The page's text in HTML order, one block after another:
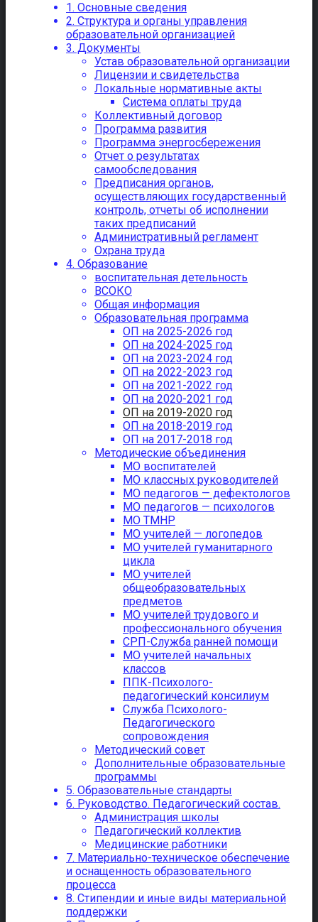
1. Основные сведения
2. Структура и органы управления
образовательной организацией
3. Документы
Устав образовательной организации
Лицензии и свидетельства
Локальные нормативные акты
Система оплаты труда
Коллективный договор
Программа развития
Программа энергосбережения
Отчет о результатах
самообследования
Предписания органов,
осуществляющих государственный
контроль, отчеты об исполнении
таких предписаний
Административный регламент
Охрана труда
4. Образование
воспитательная детельность
ВСОКО
Общая информация
Образовательная программа
ОП на 2025-2026 год
ОП на 2024-2025 год
ОП на 2023-2024 год
ОП на 2022-2023 год
ОП на 2021-2022 год
ОП на 2020-2021 год
ОП на 2019-2020 год
ОП на 2018-2019 год
ОП на 2017-2018 год
Методические объединения
МО воспитателей
МО классных руководителей
МО педагогов — дефектологов
МО педагогов — психологов
МО ТМНР
МО учителей — логопедов
МО учителей гуманитарного
цикла
МО учителей
общеобразовательных
предметов
МО учителей трудового и
профессионального обучения
СРП-Служба ранней помощи
МО учителей начальных
классов
ППК-Психолого-
педагогический консилиум
Служба Психолого-
Педагогического
сопровождения
Методический совет
Дополнительные образовательные
программы
5. Образовательные стандарты
6. Руководство. Педагогический состав.
Администрация школы
Педагогический коллектив
Медицинские работники
7. Материально-техническое обеспечение
и оснащенность образовательного
процесса
8. Стипендии и иные виды материальной
поддержки